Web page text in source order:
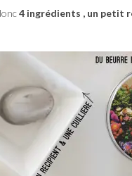
4 ingrédients , un petit